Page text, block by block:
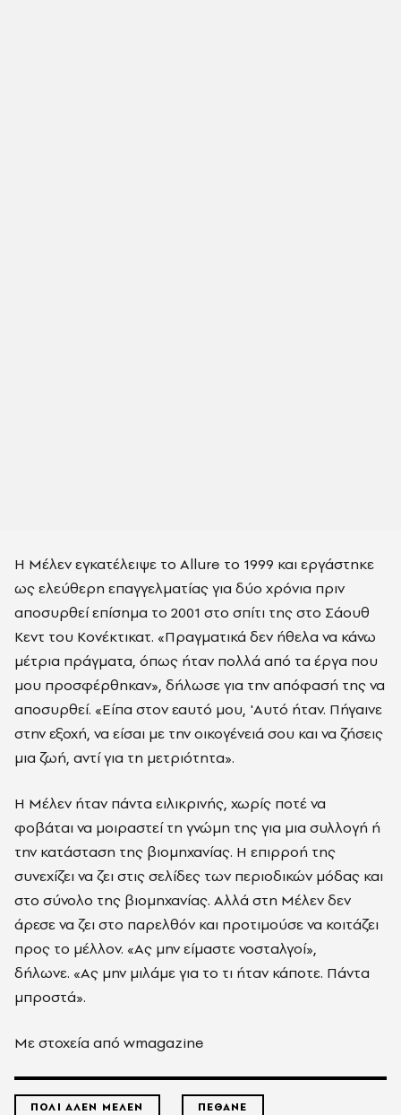
Η Μέλεν εγκατέλειψε το Allure το 1999 και εργάστηκε
ως ελεύθερη επαγγελματίας για δύο χρόνια πριν
αποσυρθεί επίσημα το 2001 στο σπίτι της στο Σάουθ
Κεντ του Κονέκτικατ. «Πραγματικά δεν ήθελα να κάνω
μέτρια πράγματα, όπως ήταν πολλά από τα έργα που
μου προσφέρθηκαν», δήλωσε για την απόφασή της να
αποσυρθεί. «Είπα στον εαυτό μου, 'Αυτό ήταν. Πήγαινε
στην εξοχή, να είσαι με την οικογένειά σου και να ζήσεις
μια ζωή, αντί για τη μετριότητα».
Η Μέλεν ήταν πάντα ειλικρινής, χωρίς ποτέ να
φοβάται να μοιραστεί τη γνώμη της για μια συλλογή ή
την κατάσταση της βιομηχανίας. Η επιρροή της
συνεχίζει να ζει στις σελίδες των περιοδικών μόδας και
στο σύνολο της βιομηχανίας. Αλλά στη Μέλεν δεν
άρεσε να ζει στο παρελθόν και προτιμούσε να κοιτάζει
προς το μέλλον. «Ας μην είμαστε νοσταλγοί»,
δήλωνε. «Ας μην μιλάμε για το τι ήταν κάποτε. Πάντα
μπροστά».
Με στοχεία από wmagazine
ΠΟΛΙ ΑΛΕΝ ΜΕΛΕΝ ΠΕΘΑΝΕ